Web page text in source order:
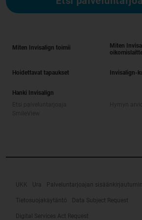
Miten Invisalign toimii
Miten
Hoidettavat tapaukset Invisalign-
Hanki Invisalign
UKK Ura Palveluntarjoajan
Tietosuojakäytäntö Data Subject Request
Digital Services Act Request